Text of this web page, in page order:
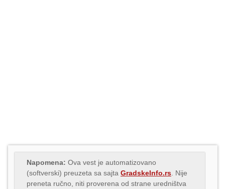
Napomena: Ova vest je automatizovano
(softverski) preuzeta sa sajta GradskeInfo.rs . Nije
preneta ručno, niti proverena od strane uredništva